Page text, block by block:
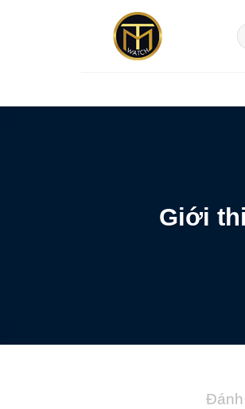
Giới
Đánh